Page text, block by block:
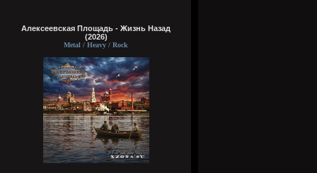
Алексеевская Площадь - Жизнь Назад
(2026)
Metal / Heavy / Rock